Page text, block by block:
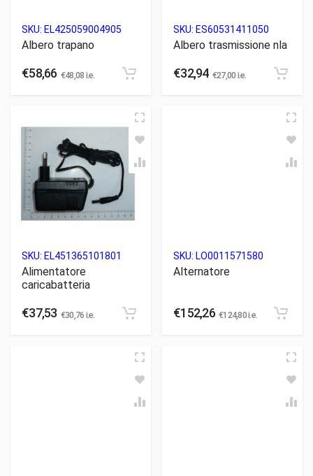
SKU: EL425059004905
Albero trapano
€58,66 €48,08 i.e.
SKU: ES60531411050
Albero trasmissione nla
€32,94 €27,00 i.e.
SKU: EL451365101801
Alimentatore
caricabatteria
€37,53 €30,76 i.e.
SKU: LO0011571580
Alternatore
€152,26 €124,80i.e.